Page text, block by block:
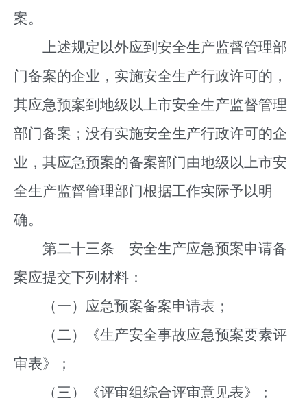
案。
上述规定以外应到安全生产监督管理部
门备案的企业，实施安全生产行政许可的，
其应急预案到地级以上市安全生产监督管理
部门备案；没有实施安全生产行政许可的企
业，其应急预案的备案部门由地级以上市安
全生产监督管理部门根据工作实际予以明
确。
第二十三条 安全生产应急预案申请备
案应提交下列材料：
（一）应急预案备案申请表；
（二）《生产安全事故应急预案要素评
审表》；
（三）《评审组综合评审意见表》；